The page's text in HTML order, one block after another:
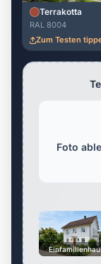
Terrakotta
RAL 8004
Zum Testen
Foto